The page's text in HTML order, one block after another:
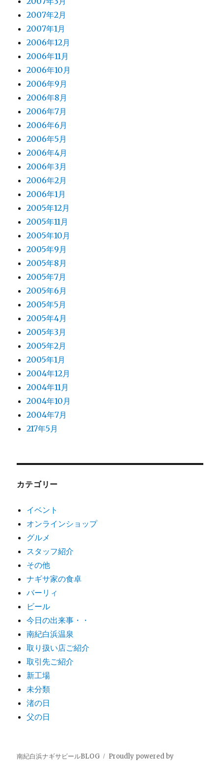
2007年2月
2007年1月
2006年12月
2006年11月
2006年10月
2006年9月
2006年8月
2006年7月
2006年6月
2006年5月
2006年4月
2006年3月
2006年2月
2006年1月
2005年12月
2005年11月
2005年10月
2005年9月
2005年8月
2005年7月
2005年6月
2005年5月
2005年4月
2005年3月
2005年2月
2005年1月
2004年12月
2004年11月
2004年10月
2004年7月
217年5月
カテゴリー
イベント
オンラインショップ
グルメ
スタッフ紹介
その他
ナギサ家の食卓
バーリィ
ビール
今日の出来事・・
南紀白浜温泉
取り扱い店ご紹介
取引先ご紹介
新工場
未分類
渚の日
父の日
南紀白浜ナギサビールBLOG Proudly powered by